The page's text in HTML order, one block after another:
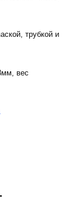
трубкой и
вес